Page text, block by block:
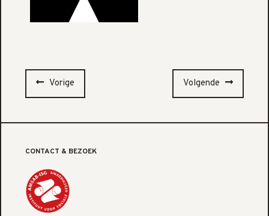
Vorige Volgende
CONTACT & BEZOEK